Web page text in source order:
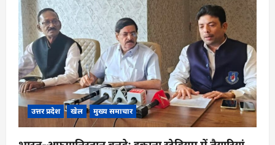
उत्तर प्रदेश खेल मुख्य समाचार